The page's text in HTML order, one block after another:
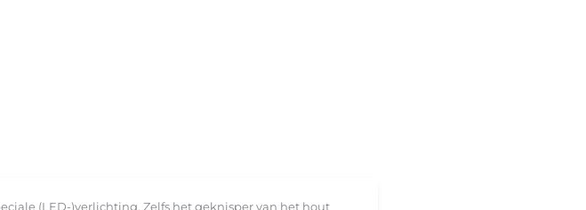
(LED-)verlichting. Zelfs het geknisper van het hout